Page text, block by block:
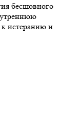
бесшовного
к истеранию и